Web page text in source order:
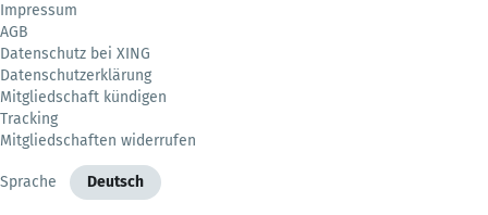
Impressum
AGB
Datenschutz bei XING
Datenschutzerklärung
Mitgliedschaft kündigen
Tracking
Mitgliedschaften widerrufen
Sprache Deutsch